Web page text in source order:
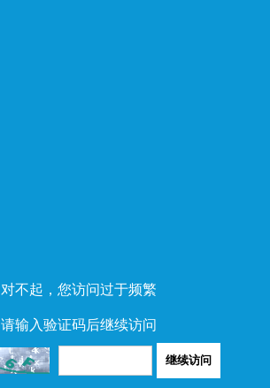
对不起，您访问过于频繁
请输入验证码后继续访问
继续访问